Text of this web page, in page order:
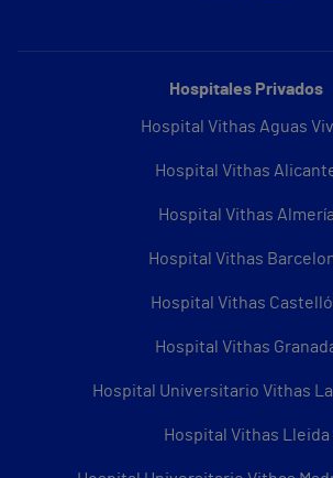
Hospitales Privados
Hospital Vithas Aguas
Hospital Vithas
Hospital Vithas Almería
Hospital Vithas
Hospital Vithas
Hospital Vithas
Hospital Universitario Vithas
Hospital Vithas Lleida